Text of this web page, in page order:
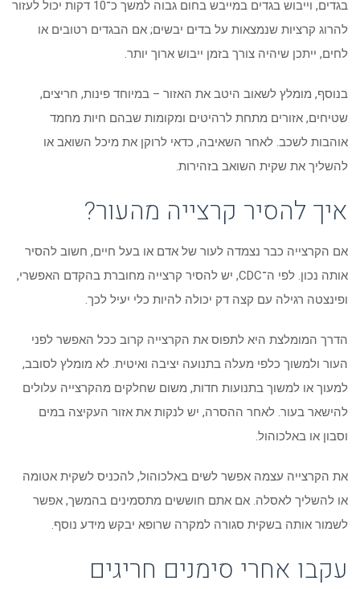
בגדים, וייבוש בגדים במייבש בחום גבוה למשך כ־10 דקות יכול לעזור
להרוג קרציות שנמצאות על בדים יבשים; אם הבגדים רטובים או
לחים, ייתכן שיהיה צורך בזמן ייבוש ארוך יותר.
בנוסף, מומלץ לשאוב היטב את האזור – במיוחד פינות, חריצים,
שטיחים, אזורים מתחת לרהיטים ומקומות שבהם חיות מחמד
אוהבות לשכב. לאחר השאיבה, כדאי לרוקן את מיכל השואב או
להשליך את שקית השואב בזהירות.
איך להסיר קרצייה מהעור?
אם הקרצייה כבר נצמדה לעור של אדם או בעל חיים, חשוב להסיר
אותה נכון. לפי ה־CDC, יש להסיר קרצייה מחוברת בהקדם האפשרי,
ופינצטה רגילה עם קצה דק יכולה להיות כלי יעיל לכך.
הדרך המומלצת היא לתפוס את הקרצייה קרוב ככל האפשר לפני
העור ולמשוך כלפי מעלה בתנועה יציבה ואיטית. לא מומלץ לסובב,
למעוך או למשוך בתנועות חדות, משום שחלקים מהקרצייה עלולים
להישאר בעור. לאחר ההסרה, יש לנקות את אזור העקיצה במים
וסבון או באלכוהול.
את הקרצייה עצמה אפשר לשים באלכוהול, להכניס לשקית אטומה
או להשליך לאסלה. אם אתם חוששים מתסמינים בהמשך, אפשר
לשמור אותה בשקית סגורה למקרה שרופא יבקש מידע נוסף.
עקבו אחרי סימנים חריגים